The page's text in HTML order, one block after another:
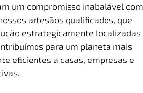
um compromisso inabalável com
artesãos qualiﬁcados, que
estrategicamente localizadas
para um planeta mais
eﬁcientes a casas, empresas e